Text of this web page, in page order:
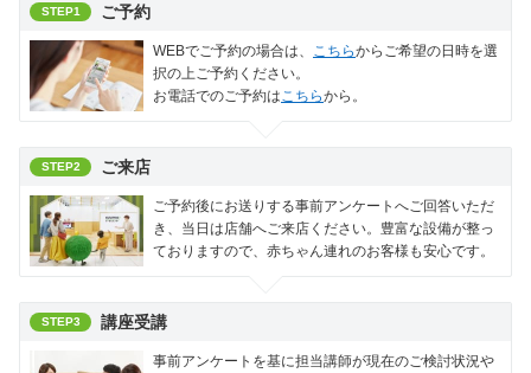
STEP1 ご予約
WEBでご予約の場合は、 こちらからご希望の日時を選
択の上ご予約ください。
お電話でのご予約はこちらから。
STEP2 ご来店
ご予約後にお送りする事前アンケートへご回答いただ
き、当日は店舗へご来店ください。豊富な設備が整っ
ておりますので、赤ちゃん連れのお客様も安心です。
STEP3 講座受講
事前アンケートを基に担当講師が現在のご検討状況や